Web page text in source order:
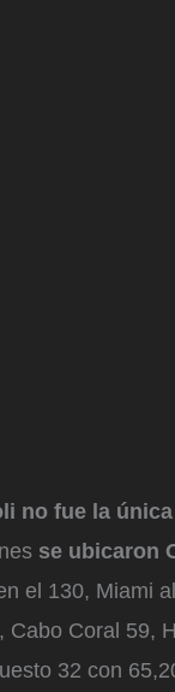
no fue la
se ubicaron
el 130, Miami
Cabo Coral 59,
32 con